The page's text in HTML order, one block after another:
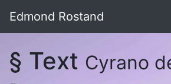
Edmond Rostand
§ Text Cyrano